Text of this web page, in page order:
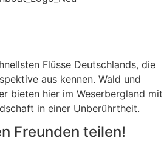
Flüsse Deutschlands, die
aus kennen. Wald und
bieten hier im Weserbergland mit
in einer Unberührtheit.
Freunden teilen!